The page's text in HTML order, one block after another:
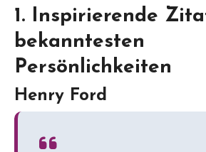
1. Inspirierende
bekanntesten
Persönlichkeiten
Henry Ford